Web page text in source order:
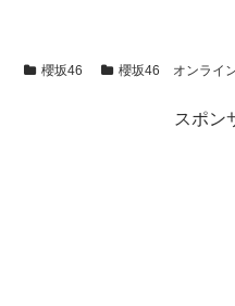
櫻坂46 櫻坂46 オンライ
スポン